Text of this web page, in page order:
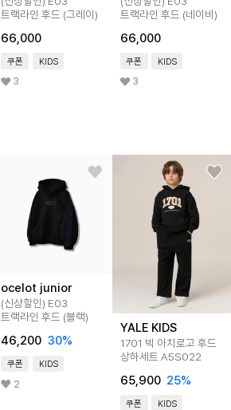
트랙라인 후드 (그레이)
66,000
쿠폰 KIDS
3
트랙라인 후드 (네이비)
66,000
쿠폰 KIDS
3
ocelot junior
(신상할인) E03
트랙라인 후드 (블랙)
46,200 30%
쿠폰 KIDS
2
YALE KIDS
1701 빅 아치로고 후드
상하세트 A5S022
65,900 25%
쿠폰 KIDS